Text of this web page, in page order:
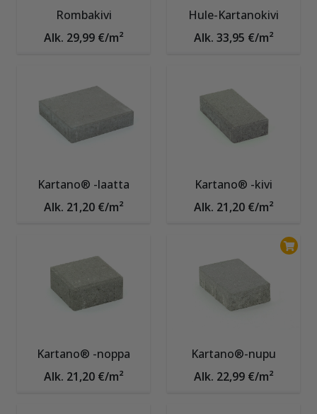
Rombakivi
Alk. 29,99 €/m²
Hule-Kartanokivi
Alk. 33,95 €/m²
Kartano® -laatta
Alk. 21,20 €/m²
Kartano® -kivi
Alk. 21,20 €/m²
Kartano® -noppa
Alk. 21,20 €/m²
Kartano®-nupu
Alk. 22,99 €/m²